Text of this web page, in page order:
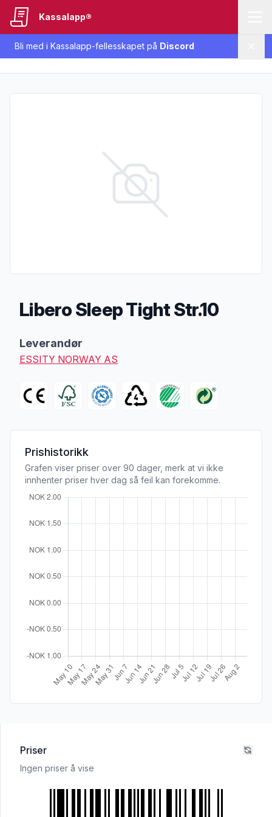
Bli med i Kassalapp-fellesskapet på Discord
Kassalapp®
Libero Sleep Tight Str.10
Leverandør
ESSITY NORWAY AS
Prishistorikk
Grafen viser priser over 90 dager, merk at vi ikke
innhenter priser hver dag så feil kan forekomme.
Priser
Ingen priser å vise